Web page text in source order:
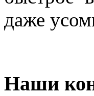
даже
Наши